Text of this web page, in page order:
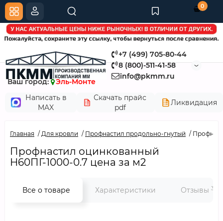
+7 (499) 705-80-44
8 (800)-511-41-58
info@pkmm.ru
Ваш город:
Эль-Монте
Написать в
MAX
Скачать прайс
pdf
Ликвидация
0
Главная Для кровли Профнастил продольно-гнутый
Профнастил оцинкованный
Н60ПГ-1000-0.7 цена за м2
Все о товаре Характеристики Отзывы 3